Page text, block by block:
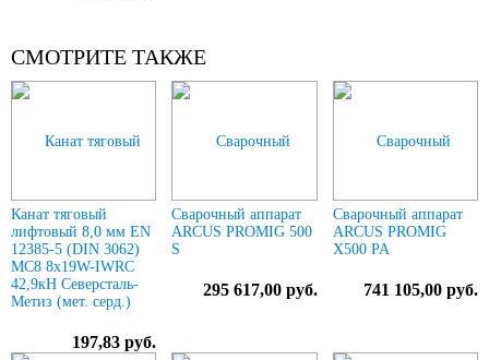
СМОТРИТЕ ТАКЖЕ
Канат тяговый
лифтовый 8,0 мм EN
12385-5 (DIN 3062)
МС8 8х19W-IWRC
42,9кН Северсталь-
Метиз (мет. серд.)
197,83 руб.
Сварочный аппарат
ARCUS PROMIG 500
S
295 617,00 руб.
Сварочный аппарат
ARCUS PROMIG
X500 PA
741 105,00 руб.